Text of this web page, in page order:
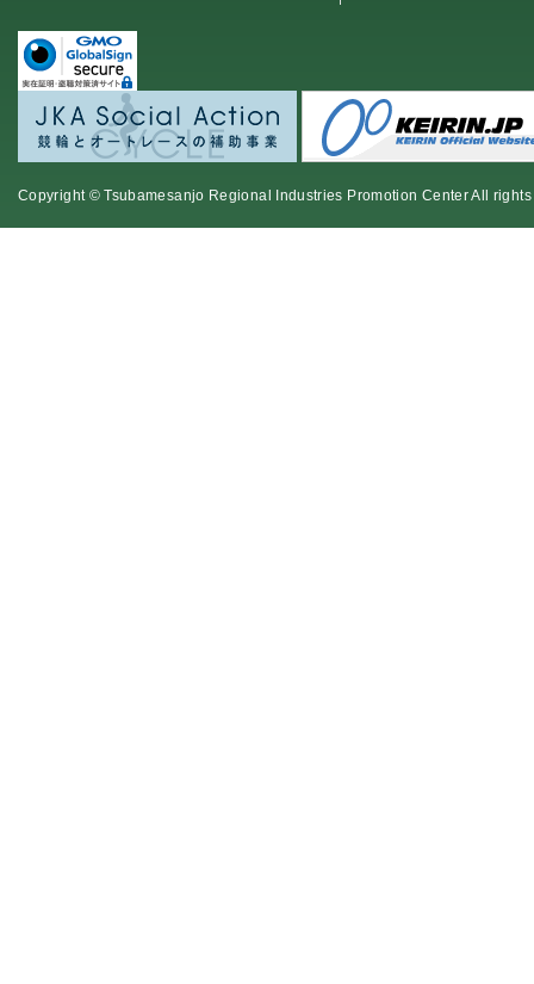
Copyright © Tsubamesanjo Regional Industries Promotion Center All